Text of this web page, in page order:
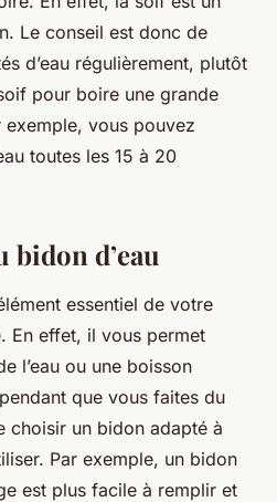
Le conseil est donc de
d’eau régulièrement, plutôt
pour boire une grande
exemple, vous pouvez
toutes les 15 à 20
bidon d’eau
essentiel de votre
En effet, il vous permet
l’eau ou une boisson
que vous faites du
choisir un bidon adapté à
Par exemple, un bidon
est plus facile à remplir et